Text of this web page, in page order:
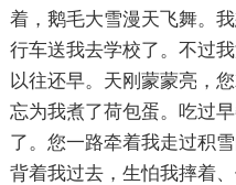
着，鹅毛大雪漫天飞舞。
行车送我去学校了。不过
以往还早。天刚蒙蒙亮，
忘为我煮了荷包蛋。吃过
了。您一路牵着我走过积
背着我过去，生怕我摔着、